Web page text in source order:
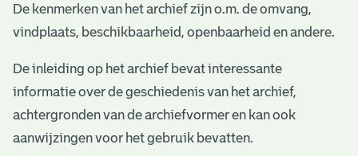
c
h
i
e
v
De kenmerken van het archief zijn o.m. de omvang,
vindplaats, beschikbaarheid, openbaarheid en andere.
De inleiding op het archief bevat interessante
informatie over de geschiedenis van het archief,
achtergronden van de archiefvormer en kan ook
aanwijzingen voor het gebruik bevatten.